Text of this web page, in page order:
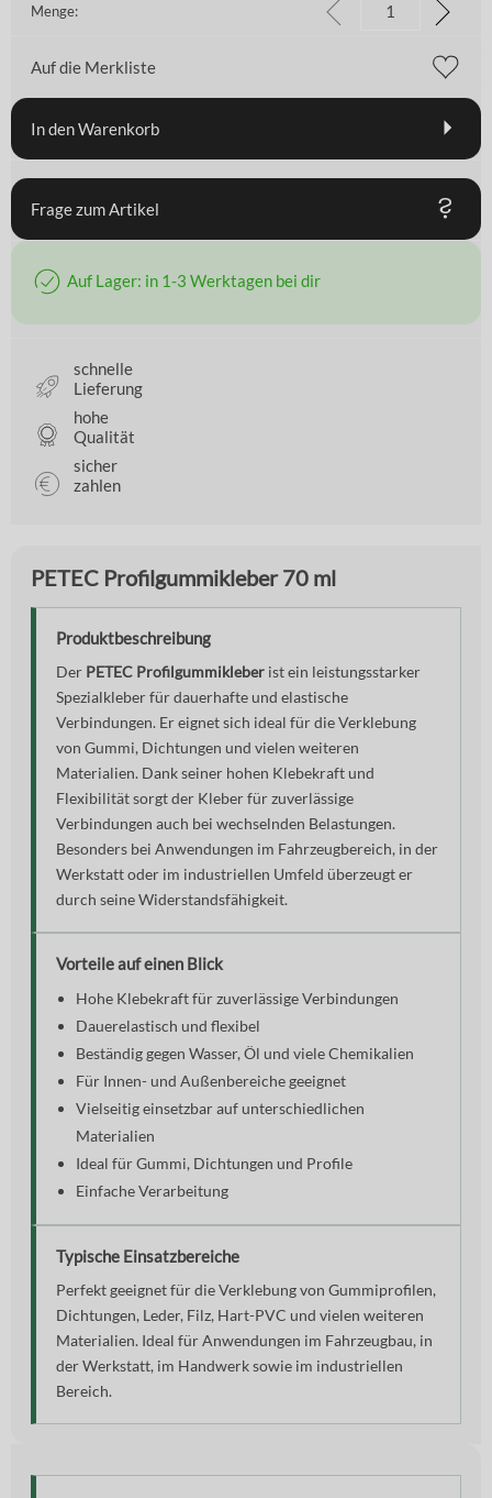
Menge:
Auf die Merkliste
In den Warenkorb
Frage zum Artikel
Auf Lager: in 1-3 Werktagen bei dir
schnelle
Lieferung
hohe
Qualität
sicher
zahlen
PETEC Profilgummikleber 70 ml
Produktbeschreibung
Der PETEC Profilgummikleber ist ein leistungsstarker
Spezialkleber für dauerhafte und elastische
Verbindungen. Er eignet sich ideal für die Verklebung
von Gummi, Dichtungen und vielen weiteren
Materialien. Dank seiner hohen Klebekraft und
Flexibilität sorgt der Kleber für zuverlässige
Verbindungen auch bei wechselnden Belastungen.
Besonders bei Anwendungen im Fahrzeugbereich, in der
Werkstatt oder im industriellen Umfeld überzeugt er
durch seine Widerstandsfähigkeit.
Vorteile auf einen Blick
Hohe Klebekraft für zuverlässige Verbindungen
Dauerelastisch und flexibel
Beständig gegen Wasser, Öl und viele Chemikalien
Für Innen- und Außenbereiche geeignet
Vielseitig einsetzbar auf unterschiedlichen
Materialien
Ideal für Gummi, Dichtungen und Profile
Einfache Verarbeitung
Typische Einsatzbereiche
Perfekt geeignet für die Verklebung von Gummiprofilen,
Dichtungen, Leder, Filz, Hart-PVC und vielen weiteren
Materialien. Ideal für Anwendungen im Fahrzeugbau, in
der Werkstatt, im Handwerk sowie im industriellen
Bereich.